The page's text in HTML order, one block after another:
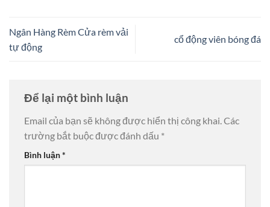
Ngân Hàng Rèm Cửa rèm vải
tự động
cổ động viên bóng đá
Để lại một bình luận
Email của bạn sẽ không được hiển thị công khai. Các
trường bắt buộc được đánh dấu *
Bình luận*